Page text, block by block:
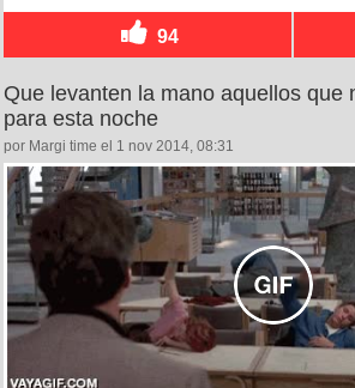
94
Que levanten la mano aquellos que
para esta noche
por Margi time el 1 nov 2014, 08:31